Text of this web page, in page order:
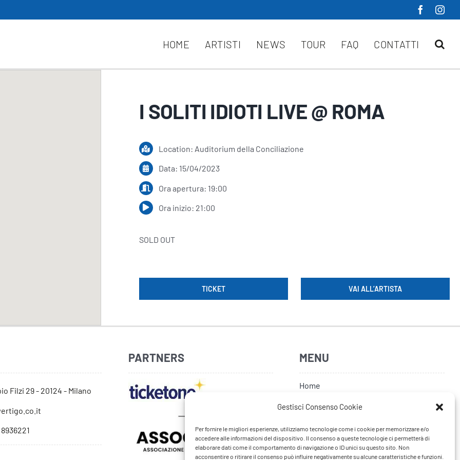
Gestisci Consenso Cookie
Per fornire le migliori esperienze, utilizziamo tecnologie come i cookie per memorizzare e/o
accedere alle informazioni del dispositivo. Il consenso a queste tecnologie ci permetterà di
elaborare dati come il comportamento di navigazione o ID unici su questo sito. Non
acconsentire o ritirare il consenso può influire negativamente su alcune caratteristiche e funzioni.
HOME ARTISTI NEWS TOUR FAQ CONTATTI
I SOLITI IDIOTI LIVE @ ROMA
Location: Auditorium della Conciliazione
Data: 15/04/2023
Ora apertura: 19:00
Ora inizio: 21:00
SOLD OUT
TICKET VAI ALL’ARTISTA
Filzi 29 - 20124 - Milano
PARTNERS MENU
Home
Artisti
Tour